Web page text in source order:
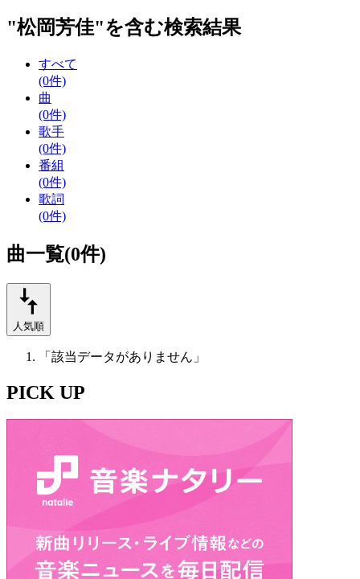
"松岡芳佳"を含む検索結果
すべて
(0件)
曲
(0件)
歌手
(0件)
番組
(0件)
歌詞
(0件)
曲一覧(0件)
人気順
「該当データがありません」
PICK UP